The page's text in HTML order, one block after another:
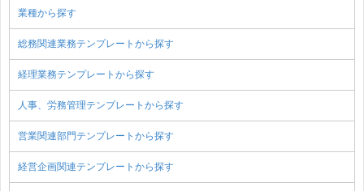
業種から探す
総務関連業務テンプレートから探す
経理業務テンプレートから探す
人事、労務管理テンプレートから探す
営業関連部門テンプレートから探す
経営企画関連テンプレートから探す